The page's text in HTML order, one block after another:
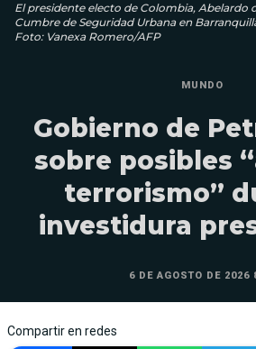
El presidente electo de Colombia, Abelardo
Cumbre de Seguridad Urbana en
Foto: Vanexa Romero/AFP
MUNDO
Gobierno de
sobre posibles
terrorismo”
investidura
6 DE AGOSTO DE 2026
Compartir en redes